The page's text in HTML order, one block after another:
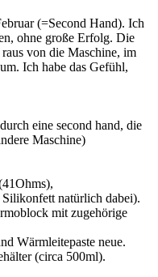
(=Second Hand). Ich
ohne große Erfolg. Die
von die Maschine, im
Ich habe das Gefühl,
eine second hand, die
Maschine)
natürlich dabei).
mit zugehörige
Wärmleitepaste neue.
(circa 500ml).